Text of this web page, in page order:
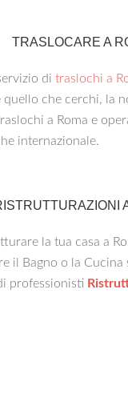
TRASLOCARE A
di traslochi a
quello che cerchi, la
a Roma e
internazionale.
la tua casa a
il Bagno o la Cucina
professionisti